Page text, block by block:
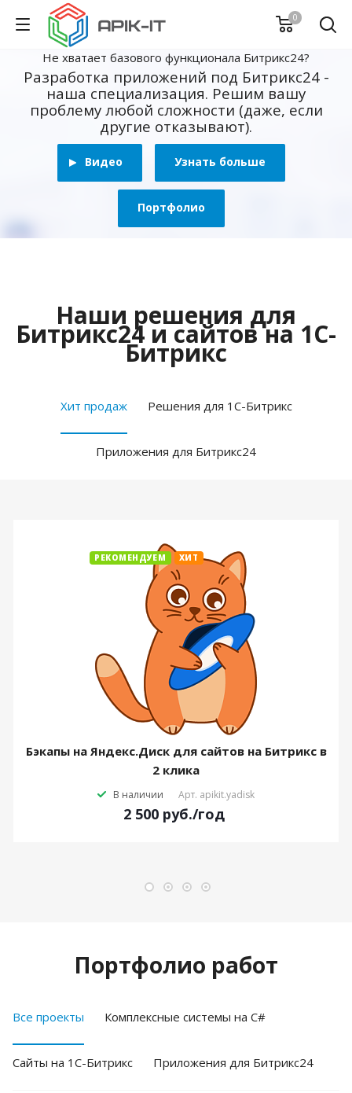
0
Не хватает базового функционала Битрикс24?
Разработка приложений под Битрикс24 -
наша специализация. Решим вашу
проблему любой сложности (даже, если
другие отказывают).
Видео Узнать больше
Портфолио
Наши решения для
Битрикс24 и сайтов на 1С-
Битрикс
Хит продаж Решения для 1С-Битрикс
Приложения для Битрикс24
РЕКОМЕНДУЕМ ХИТ
Бэкапы на Яндекс.Диск для сайтов на Битрикс в
2 клика
В наличии Арт. apikit.yadisk
2 500 руб./год
Портфолио работ
Все проекты Комплексные системы на C#
Cайты на 1С-Битрикс Приложения для Битрикс24